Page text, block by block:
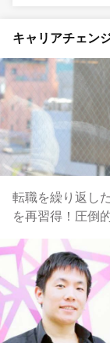
キャリアチェン
転職を繰り返し
を再習得！圧倒